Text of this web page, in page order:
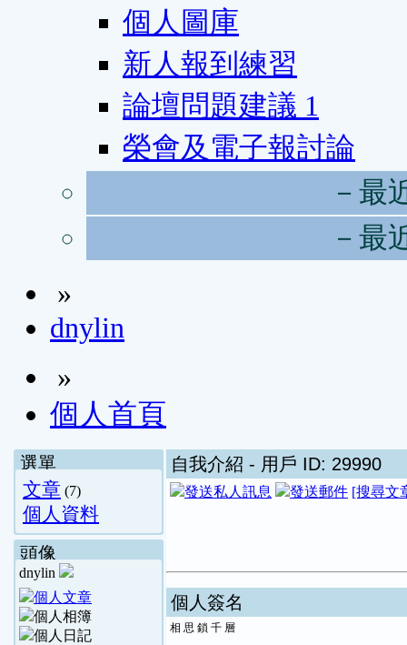
個人圖庫
新人報到練習
論壇問題建議 1
榮會及電子報討論
－最
－最
»
dnylin
»
個人首頁
選單
文章 (7)
個人資料
頭像
dnylin
自我介紹 - 用戶 ID: 29990
[搜尋文
個人簽名
相 思 鎖 千 層